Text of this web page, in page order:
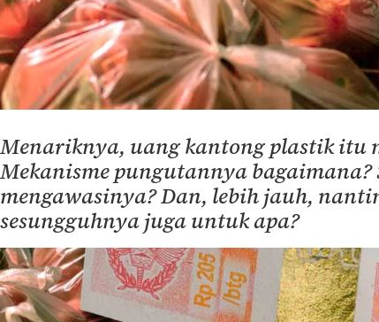
Menariknya, uang kantong plastik itu
Mekanisme pungutannya bagaimana?
mengawasinya? Dan, lebih jauh,
sesungguhnya juga untuk apa?